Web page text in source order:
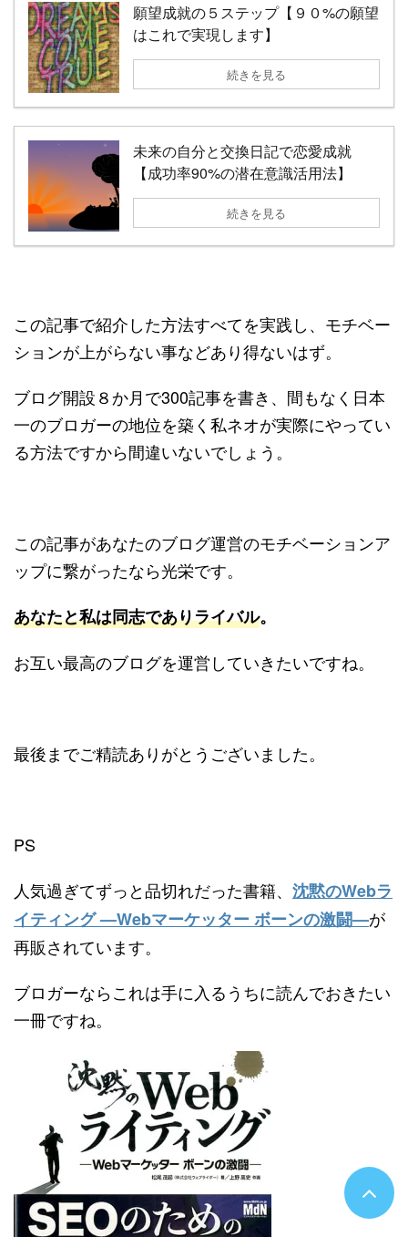
願望成就の５ステップ【９０%の願望
はこれで実現します】
続きを見る
未来の自分と交換日記で恋愛成就
【成功率90%の潜在意識活用法】
続きを見る
この記事で紹介した方法すべてを実践し、モチベー
ションが上がらない事などあり得ないはず。
ブログ開設８か月で300記事を書き、間もなく日本
一のブロガーの地位を築く私ネオが実際にやってい
る方法ですから間違いないでしょう。
この記事があなたのブログ運営のモチベーションア
ップに繋がったなら光栄です。
あなたと私は同志でありライバル。
お互い最高のブログを運営していきたいですね。
最後までご精読ありがとうございました。
PS
人気過ぎてずっと品切れだった書籍、 沈黙のWebラ
イティング —Webマーケッター ボーンの激闘—が
再販されています。
ブロガーならこれは手に入るうちに読んでおきたい
一冊ですね。